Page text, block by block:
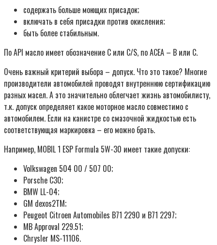
содержать больше моющих присадок;
включать в себя присадки против окисления;
быть более стабильным.
По API масло имеет обозначение C или C/S, по ACEA – В или С.
Очень важный критерий выбора – допуск. Что это такое? Многие
производители автомобилей проводят внутреннюю сертификацию
разных масел. А это значительно облегчает жизнь автомобилисту,
т.к. допуск определяет какое моторное масло совместимо с
автомобилем. Если на канистре со смазочной жидкостью есть
соответствующая маркировка – его можно брать.
Например, MOBIL 1 ESP Formula 5W-30 имеет такие допуски:
Volkswagen 504 00 / 507 00;
Porsche C30;
BMW LL-04;
GM dexos2TM;
Peugeot Citroen Automobiles B71 2290 и B71 2297;
MB Approval 229.51;
Chrysler MS-11106.